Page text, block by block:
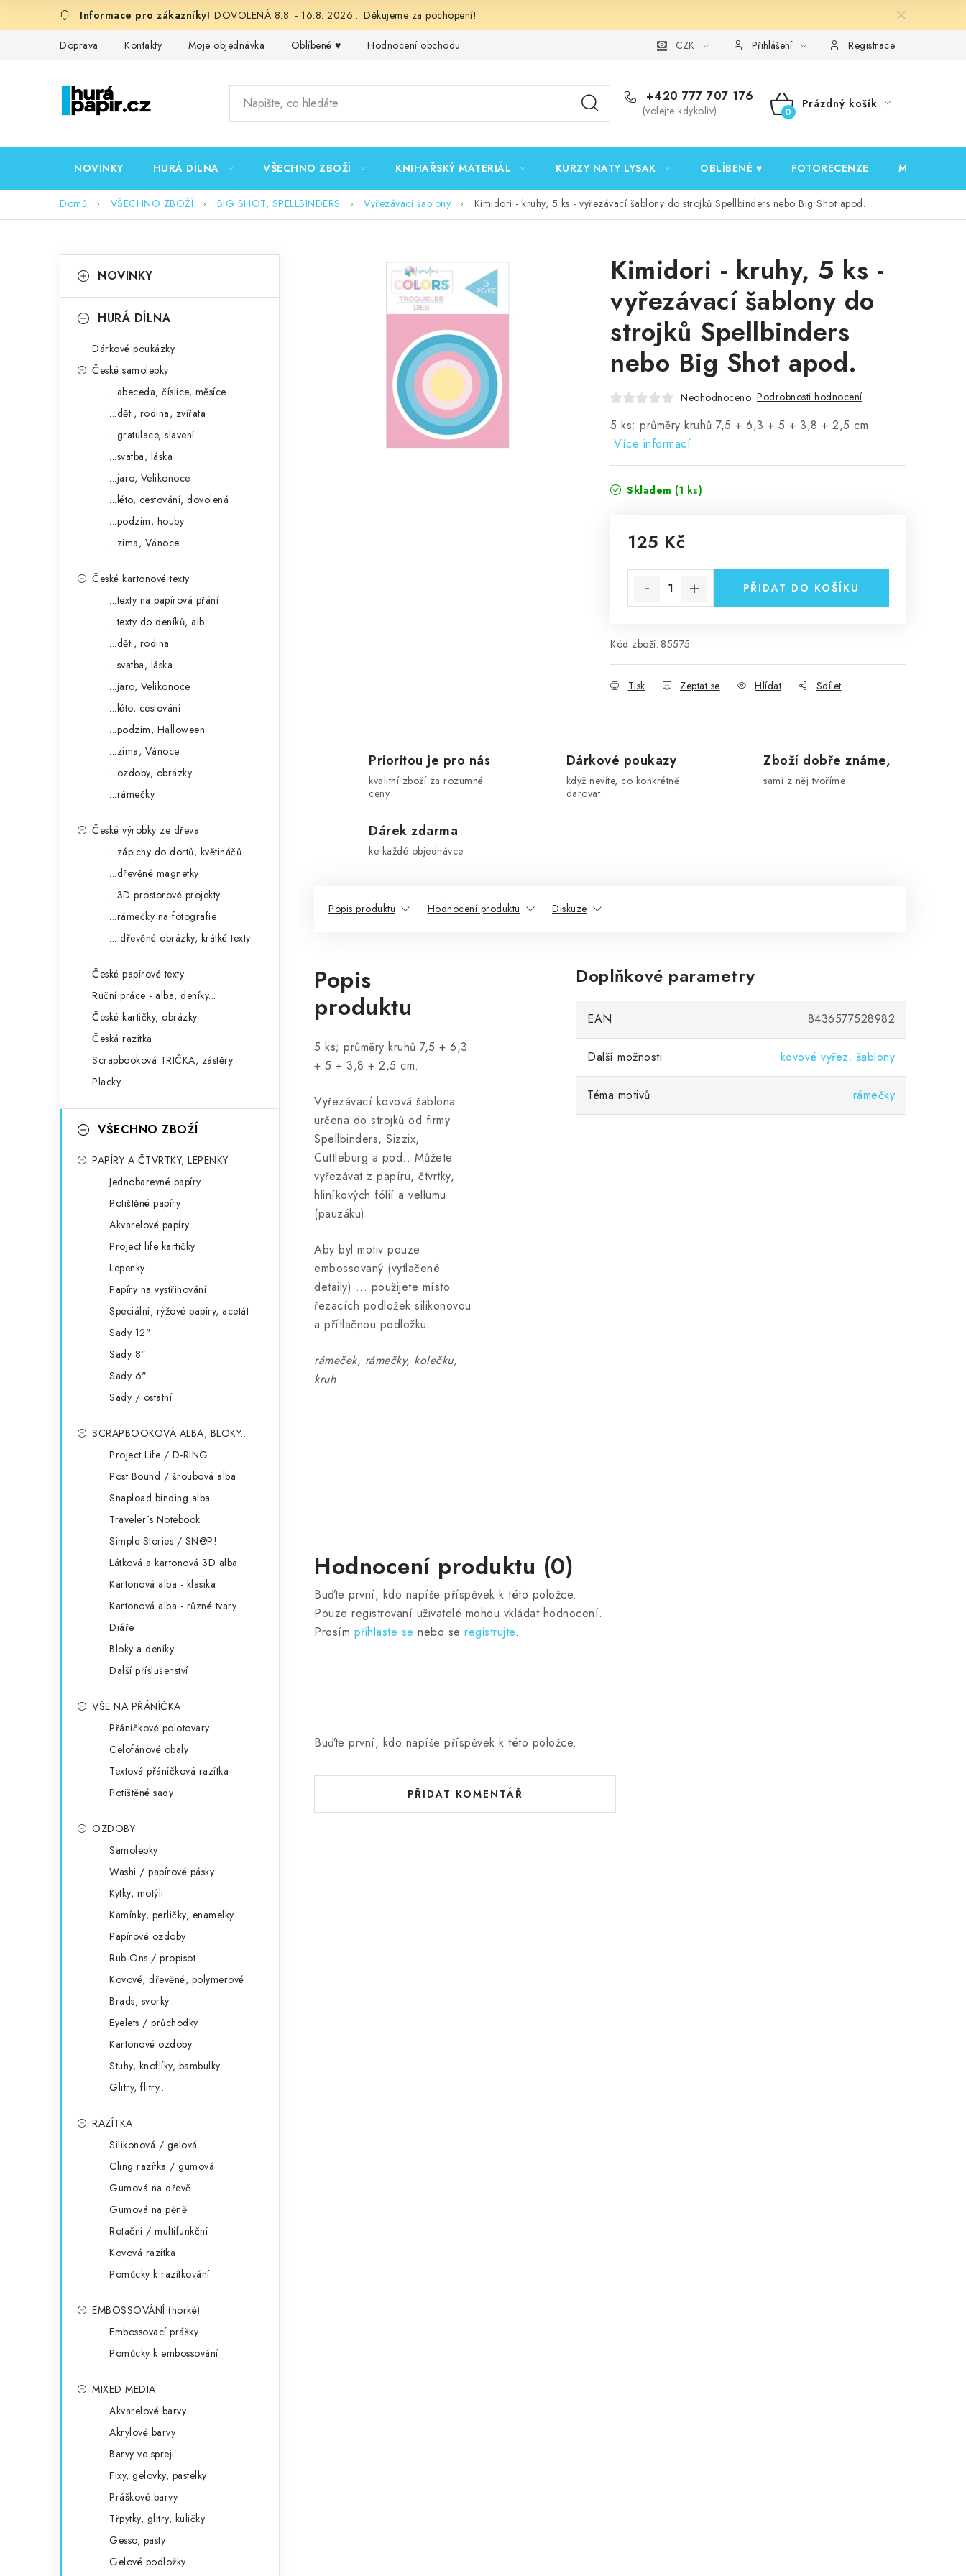
DOVOLENÁ 8.8. - 16.8. 2026... Děkujeme za pochopení!
Doprava Kontakty Moje objednávka Oblíbené ♥️ Hodnocení obchodu Podmínky ochrany osobních údajů Ověřování recenzí
CZK Přihlášení Registrace
+420 777 707 176
(volejte kdykoliv)
NÁKUPNÍ
Prázdný košík
NOVINKY HURÁ DÍLNA VŠECHNO ZBOŽÍ KNIHAŘSKÝ MATERIÁL KURZY NATY LYSAK OBLÍBENÉ ♥️ FOTORECENZE MOJE
Domů VŠECHNO ZBOŽÍ BIG SHOT, SPELLBINDERS Vyřezávací šablony Kimidori - kruhy, 5 ks - vyřezávací šablony do strojků Spellbinders nebo Big Shot apod.
okategorie
a
NOVINKY
HURÁ DÍLNA
Dárkové poukázky
České samolepky
...abeceda, číslice, měsíce
...děti, rodina, zvířata
...gratulace, slavení
...svatba, láska
...jaro, Velikonoce
...léto, cestování, dovolená
...podzim, houby
...zima, Vánoce
České kartonové texty
...texty na papírová přání
...texty do deníků, alb
...děti, rodina
...svatba, láska
...jaro, Velikonoce
...léto, cestování
...podzim, Halloween
...zima, Vánoce
...ozdoby, obrázky
...rámečky
České výrobky ze dřeva
...zápichy do dortů, květináčů
...dřevěné magnetky
...3D prostorové projekty
...rámečky na fotografie
... dřevěné obrázky, krátké texty
České papírové texty
Ruční práce - alba, deníky...
České kartičky, obrázky
Česká razítka
Scrapbooková TRIČKA, zástěry
Placky
VŠECHNO ZBOŽÍ
PAPÍRY A ČTVRTKY, LEPENKY
Jednobarevné papíry
Potištěné papíry
Akvarelové papíry
Project life kartičky
Lepenky
Papíry na vystřihování
Speciální, rýžové papíry, acetát
Sady 12"
Sady 8"
Sady 6"
Sady / ostatní
SCRAPBOOKOVÁ ALBA, BLOKY...
Project Life / D-RING
Post Bound / šroubová alba
Snapload binding alba
Traveler´s Notebook
Simple Stories / SN@P!
Látková a kartonová 3D alba
Kartonová alba - klasika
Kartonová alba - různé tvary
Diáře
Bloky a deníky
Další příslušenství
VŠE NA PŘÁNÍČKA
Přáníčkové polotovary
Celofánové obaly
Textová přáníčková razítka
Potištěné sady
OZDOBY
Samolepky
Washi / papírové pásky
Kytky, motýli
Kamínky, perličky, enamelky
Papírové ozdoby
Rub-Ons / propisot
Kovové, dřevěné, polymerové
Brads, svorky
Eyelets / průchodky
Kartonové ozdoby
Stuhy, knoflíky, bambulky
Glitry, flitry...
RAZÍTKA
Silikonová / gelová
Cling razítka / gumová
Gumová na dřevě
Gumová na pěně
Rotační / multifunkční
Kovová razítka
Pomůcky k razítkování
EMBOSSOVÁNÍ (horké)
Embossovací prášky
Pomůcky k embossování
MIXED MEDIA
Akvarelové barvy
Akrylové barvy
Barvy ve spreji
Fixy, gelovky, pastelky
Práškové barvy
Třpytky, glitry, kuličky
Gesso, pasty
Gelové podložky
Kimidori - kruhy, 5 ks -
vyřezávací šablony do
strojků Spellbinders
nebo Big Shot apod.
Neohodnoceno Podrobnosti hodnocení
5 ks; průměry kruhů 7,5 + 6,3 + 5 + 3,8 + 2,5 cm.
Více informací
Skladem (1 ks)
125 Kč
PŘIDAT DO KOŠÍKU
Kód zboží: 85575
Tisk Zeptat se Hlídat Sdílet
Prioritou je pro nás
kvalitní zboží za rozumné
ceny
Dárkové poukazy
když nevíte, co konkrétně
darovat
Zboží dobře známe,
sami z něj tvoříme
Dárek zdarma
ke každé objednávce
Popis produktu Hodnocení produktu Diskuze
Popis
produktu
5 ks; průměry kruhů 7,5 + 6,3
+ 5 + 3,8 + 2,5 cm.
Vyřezávací kovová šablona
určena do strojků od firmy
Spellbinders, Sizzix,
Cuttleburg a pod.. Můžete
vyřezávat z papíru, čtvrtky,
hliníkových fólií a vellumu
(pauzáku).
Aby byl motiv pouze
embossovaný (vytlačené
detaily) ... použijete místo
řezacích podložek silikonovou
a přítlačnou podložku.
rámeček, rámečky, kolečku,
kruh
Doplňkové parametry
EAN 8436577528982
Další možnosti kovové vyřez. šablony
Téma motivů rámečky
Hodnocení produktu (0)
Buďte první, kdo napíše příspěvek k této položce.
Pouze registrovaní uživatelé mohou vkládat hodnocení.
Prosím přihlaste se nebo se registrujte.
Buďte první, kdo napíše příspěvek k této položce.
PŘIDAT KOMENTÁŘ